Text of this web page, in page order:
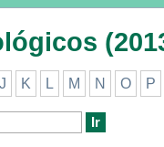
J K L M N O P